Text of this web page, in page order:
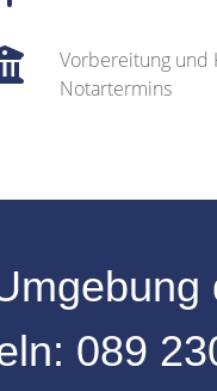
Vorbereitung und
Notartermins
089